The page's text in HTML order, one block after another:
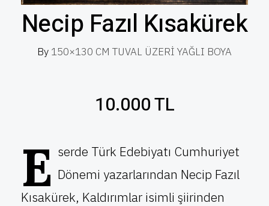
Necip Fazıl Kısakürek
By 150×130 CM TUVAL ÜZERİ YAĞLI BOYA
10.000 TL
E serde Türk Edebiyatı Cumhuriyet
Dönemi yazarlarından Necip Fazıl
Kısakürek, Kaldırımlar isimli şiirinden